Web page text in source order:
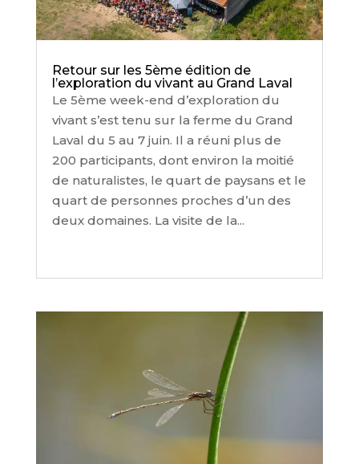
Retour sur les 5ème édition de
l’exploration du vivant au Grand Laval
Le 5ème week-end d’exploration du
vivant s’est tenu sur la ferme du Grand
Laval du 5 au 7 juin. Il a réuni plus de
200 participants, dont environ la moitié
de naturalistes, le quart de paysans et le
quart de personnes proches d’un des
deux domaines. La visite de la...